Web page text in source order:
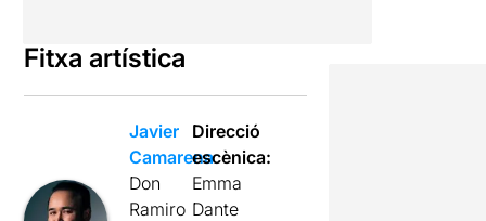
Fitxa artística
Javier
Camarena
Don
Ramiro
Direcció
escènica:
Emma
Dante